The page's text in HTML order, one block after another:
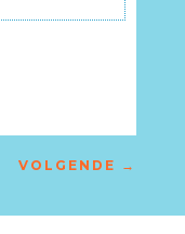
VOLGENDE →